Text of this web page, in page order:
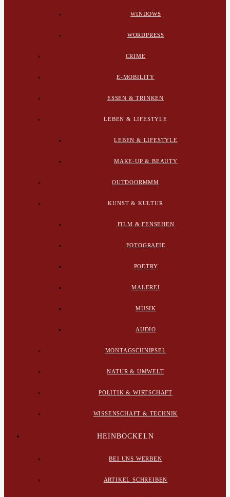
WINDOWS
WORDPRESS
CRIME
E-MOBILITY
ESSEN & TRINKEN
LEBEN & LIFESTYLE
LEBEN & LIFESTYLE
MAKE-UP & BEAUTY
OUTDOORMMM
KUNST & KULTUR
FILM & FENSEHEN
FOTOGRAFIE
POETRY
MALEREI
MUSIK
AUDIO
MONTAGSCHNIPSEL
NATUR & UMWELT
POLITIK & WIRTSCHAFT
WISSENSCHAFT & TECHNIK
HEINBOCKELN
BEI UNS WERBEN
ARTIKEL SCHREIBEN